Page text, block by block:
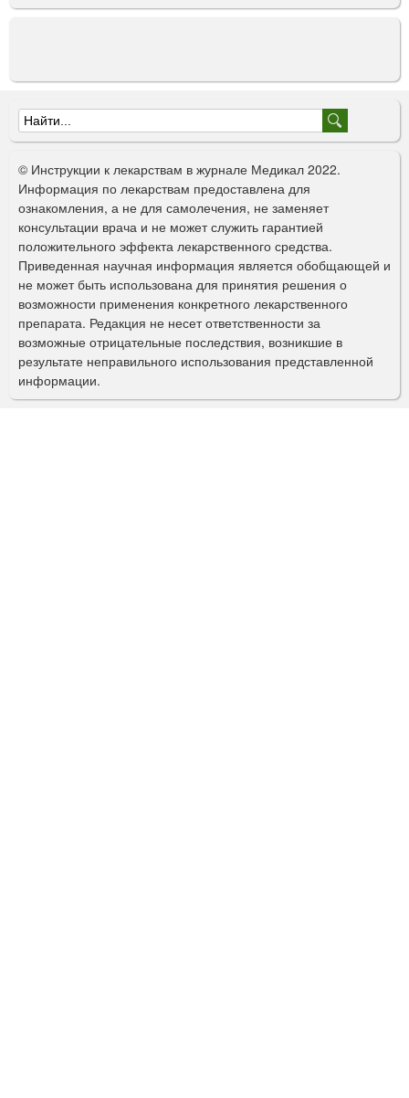
Ф
о
р
м
а
п
о
и
с
к
© Инструкции к лекарствам в журнале Медикал 2022.
Информация по лекарствам предоставлена для
ознакомления, а не для самолечения, не заменяет
консультации врача и не может служить гарантией
положительного эффекта лекарственного средства.
Приведенная научная информация является обобщающей и
не может быть использована для принятия решения о
возможности применения конкретного лекарственного
препарата. Редакция не несет ответственности за
возможные отрицательные последствия, возникшие в
результате неправильного использования представленной
информации.